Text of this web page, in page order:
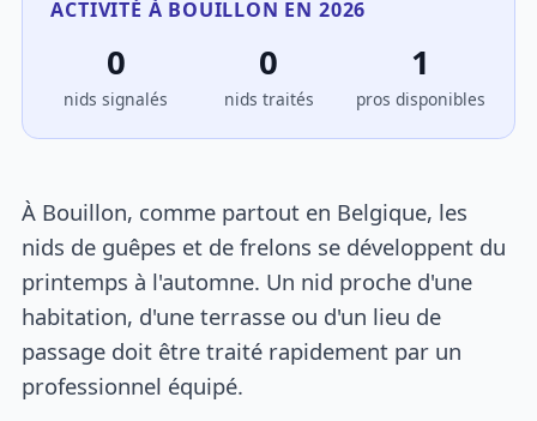
ACTIVITÉ À BOUILLON EN 2026
0
nids signalés
0
nids traités
1
pros disponibles
À Bouillon, comme partout en Belgique, les
nids de guêpes et de frelons se développent du
printemps à l'automne. Un nid proche d'une
habitation, d'une terrasse ou d'un lieu de
passage doit être traité rapidement par un
professionnel équipé.